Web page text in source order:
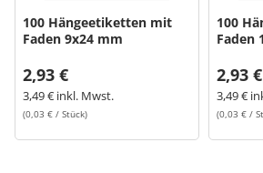
100 Hängeetiketten mit
Faden 9x24 mm
2,93 €
3,49 € inkl. Mwst.
(0,03 € / Stück)
100
Faden
2,93 €
3,49 €
(0,03 € /